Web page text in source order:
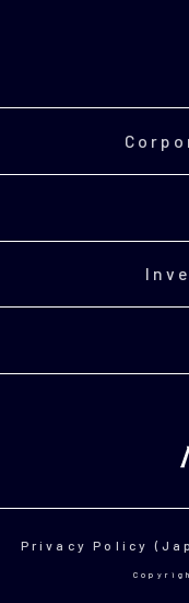
Privacy Policy